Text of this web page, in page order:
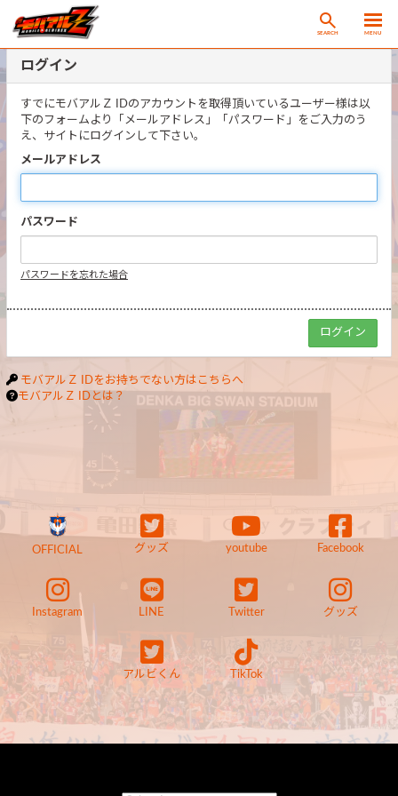
SEARCH MENU
ログイン
すでにモバアルＺ IDのアカウントを取得頂いているユーザー様は以
下のフォームより「メールアドレス」「パスワード」をご入力のう
え、サイトにログインして下さい。
メールアドレス
パスワード
パスワードを忘れた場合
モバアルＺ IDをお持ちでない方はこちらへ
モバアルＺ IDとは？
OFFICIAL グッズ youtube Facebook
Instagram LINE Twitter グッズ
アルビくん TikTok